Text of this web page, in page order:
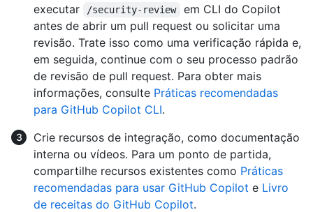
executar
/security-review
em CLI do Copilot
antes de abrir um pull request ou solicitar uma
revisão. Trate isso como uma verificação rápida e,
em seguida, continue com o seu processo padrão
de revisão de pull request. Para obter mais
informações, consulte Práticas recomendadas
para GitHub Copilot CLI.
Crie recursos de integração, como documentação
interna ou vídeos. Para um ponto de partida,
compartilhe recursos existentes como Práticas
recomendadas para usar GitHub Copilot e Livro
de receitas do GitHub Copilot.